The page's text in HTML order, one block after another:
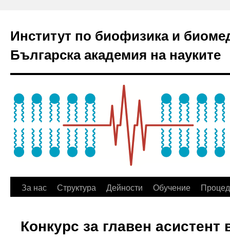
Институт по биофизика и
Българска академия на науките
За нас Структура Дейности Обучение
Конкурс за главен